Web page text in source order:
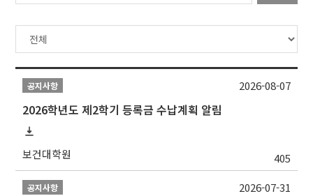
공지사항
2026학년도 제2학기 등록금 수납계획 알림
보건대학원 405
2026-08-07
공지사항 2026-07-31